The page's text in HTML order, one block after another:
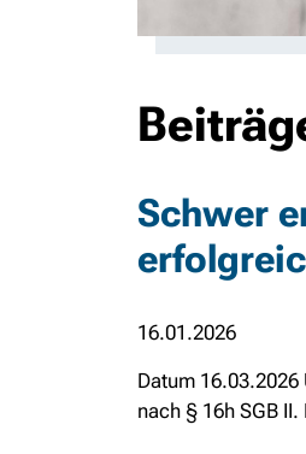
Schwer
16.01.2026
Datum
nach § 16h SGB